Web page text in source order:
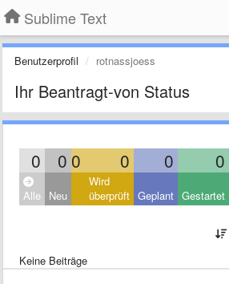
Sublime Text
Benutzerprofil rotnassjoess
Ihr Beantragt-von Status
0 0 0 0 0 0
Alle Neu
Wird
überprüft Geplant Gestartet
Keine Beiträge